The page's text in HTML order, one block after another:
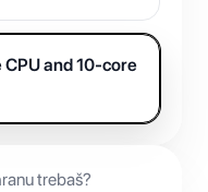
and 10-core
trebaš?